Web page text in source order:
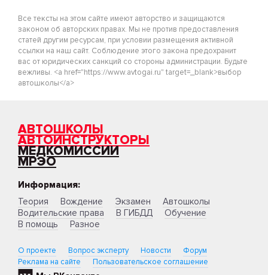
Все тексты на этом сайте имеют авторство и защищаются
законом об авторских правах. Мы не против предоставления
статей другим ресурсам, при условии размещения активной
ссылки на наш сайт. Соблюдение этого закона предохранит
вас от юридических санкций со стороны администрации. Будьте
вежливы. <a href="https://www.avtogai.ru" target=_blank>выбор
автошколы</a>
АВТОШКОЛЫ
АВТОИНСТРУКТОРЫ
МЕДКОМИССИИ
МРЭО
Информация:
Теория
Вождение Экзамен
Автошколы
Водительские права
В ГИБДД
Обучение
В помощь
Разное
О проекте Вопрос эксперту Новости
Форум
Реклама на сайте
Пользовательское соглашение